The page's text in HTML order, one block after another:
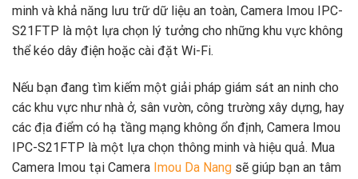
minh và khả năng lưu trữ dữ liệu an toàn, Camera Imou IPC-
S21FTP là một lựa chọn lý tưởng cho những khu vực không
thể kéo dây điện hoặc cài đặt Wi-Fi.
Nếu bạn đang tìm kiếm một giải pháp giám sát an ninh cho
các khu vực như nhà ở, sân vườn, công trường xây dựng, hay
các địa điểm có hạ tầng mạng không ổn định, Camera Imou
IPC-S21FTP là một lựa chọn thông minh và hiệu quả. Mua
Camera Imou tại Camera Imou Da Nang sẽ giúp bạn an tâm